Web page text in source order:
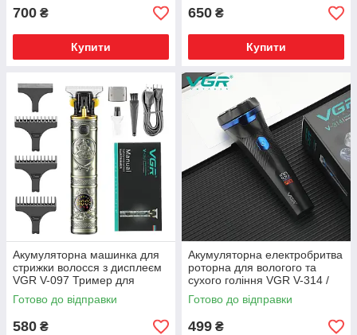
700 ₴
Купити
650 ₴
Купити
Акумуляторна машинка для
стрижки волосся з дисплеєм
VGR V-097 Тример для
стрижки бороди та вусів
Готово до відправки
580 ₴
Акумуляторна електробритва
роторна для вологого та
сухого гоління VGR V-314 /
Бездротова водонепроникна
Готово до відправки
499 ₴